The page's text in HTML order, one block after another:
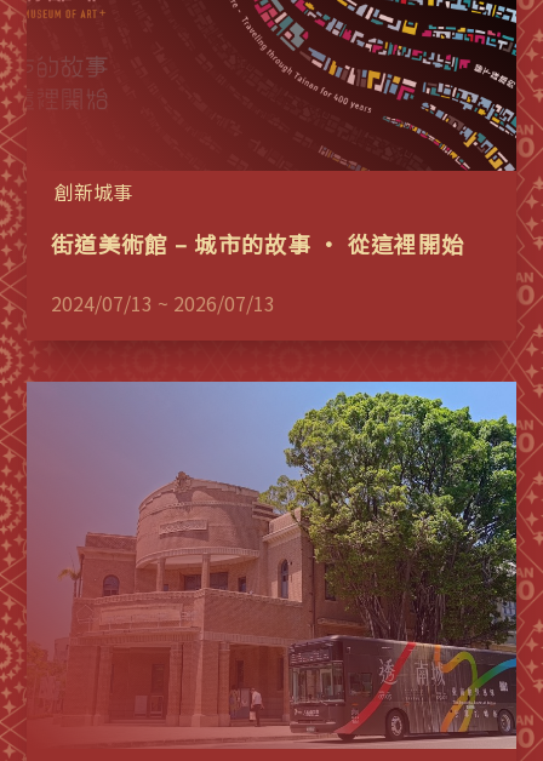
創新城事
街道美術館 – 城市的故事 • 從這裡開始
2024/07/13 ~ 2026/07/13